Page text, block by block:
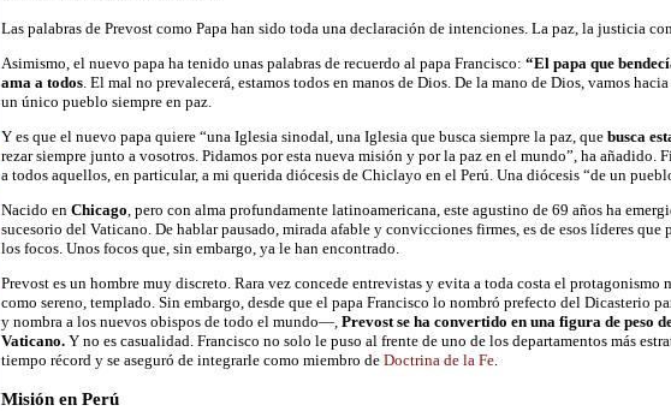
Las palabras de Prevost como Papa han sido toda una declaración de intenciones. La paz, la justicia
Asimismo, el nuevo papa ha tenido unas palabras de recuerdo al papa Francisco: “El papa que
ama a todos. El mal no prevalecerá, estamos todos en manos de Dios. De la mano de Dios, vamos
un único pueblo siempre en paz.
Y es que el nuevo papa quiere “una Iglesia sinodal, una Iglesia que busca siempre la paz, que busca
rezar siempre junto a vosotros. Pidamos por esta nueva misión y por la paz en el mundo”, ha añadido.
a todos aquellos, en particular, a mi querida diócesis de Chiclayo en el Perú. Una diócesis “de un
Nacido en Chicago, pero con alma profundamente latinoamericana, este agustino de 69 años ha
sucesorio del Vaticano. De hablar pausado, mirada afable y convicciones firmes, es de esos líderes que
los focos. Unos focos que, sin embargo, ya le han encontrado.
Prevost es un hombre muy discreto. Rara vez concede entrevistas y evita a toda costa el protagonismo
como sereno, templado. Sin embargo, desde que el papa Francisco lo nombró prefecto del Dicasterio
y nombra a los nuevos obispos de todo el mundo—, Prevost se ha convertido en una figura de peso
Vaticano. Y no es casualidad. Francisco no solo le puso al frente de uno de los departamentos más
tiempo récord y se aseguró de integrarle como miembro de Doctrina de la Fe.
Misión en Perú